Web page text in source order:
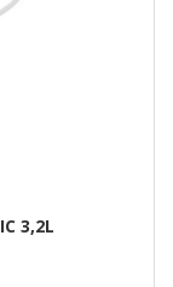
3,2L